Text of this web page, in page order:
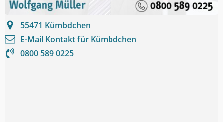
55471 Kümbdchen
E-Mail Kontakt für Kümbdchen
0800 589 0225